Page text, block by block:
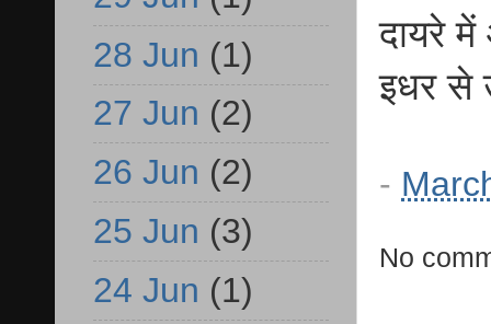
दायरे
इधर से
-
No
28 Jun (1)
27 Jun (2)
26 Jun (2)
25 Jun (3)
24 Jun (1)